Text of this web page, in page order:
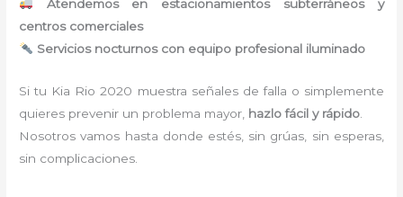
Atendemos en estacionamientos subterráneos y
centros comerciales
Servicios nocturnos con equipo profesional iluminado
Si tu Kia Rio 2020 muestra señales de falla o simplemente
quieres prevenir un problema mayor, hazlo fácil y rápido
Nosotros vamos hasta donde estés, sin grúas, sin esperas,
sin complicaciones.